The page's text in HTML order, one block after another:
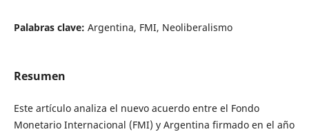
Palabras clave: Argentina, FMI, Neoliberalismo
Resumen
Este artículo analiza el nuevo acuerdo entre el Fondo
Monetario Internacional (FMI) y Argentina firmado en el año